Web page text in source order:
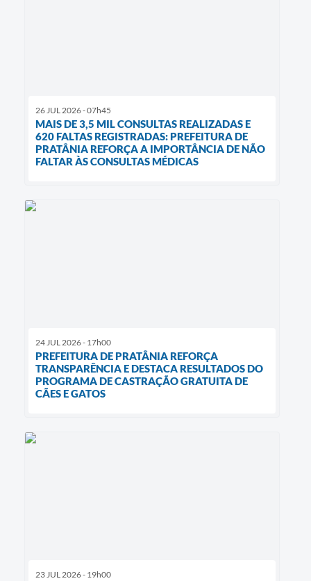
26 JUL 2026 - 07h45
MAIS DE 3,5 MIL CONSULTAS REALIZADAS E
620 FALTAS REGISTRADAS: PREFEITURA DE
PRATÂNIA REFORÇA A IMPORTÂNCIA DE NÃO
FALTAR ÀS CONSULTAS MÉDICAS
24 JUL 2026 - 17h00
PREFEITURA DE PRATÂNIA REFORÇA
TRANSPARÊNCIA E DESTACA RESULTADOS DO
PROGRAMA DE CASTRAÇÃO GRATUITA DE
CÃES E GATOS
23 JUL 2026 - 19h00